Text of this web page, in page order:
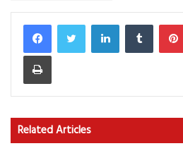
LinkedInTumblr
Print
Related Articles